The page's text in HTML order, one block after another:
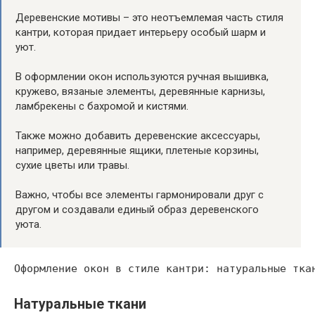
Деревенские мотивы – это неотъемлемая часть стиля
кантри, которая придает интерьеру особый шарм и
уют.
В оформлении окон используются ручная вышивка,
кружево, вязаные элементы, деревянные карнизы,
ламбрекены с бахромой и кистями.
Также можно добавить деревенские аксессуары,
например, деревянные ящики, плетеные корзины,
сухие цветы или травы.
Важно, чтобы все элементы гармонировали друг с
другом и создавали единый образ деревенского
уюта.
Натуральные ткани